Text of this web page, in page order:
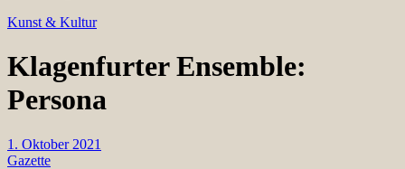
Kunst & Kultur
Klagenfurter Ensemble:
Persona
1. Oktober 2021
Gazette